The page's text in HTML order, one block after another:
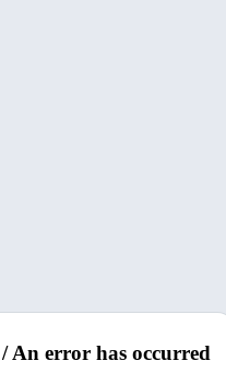
An error has occurred